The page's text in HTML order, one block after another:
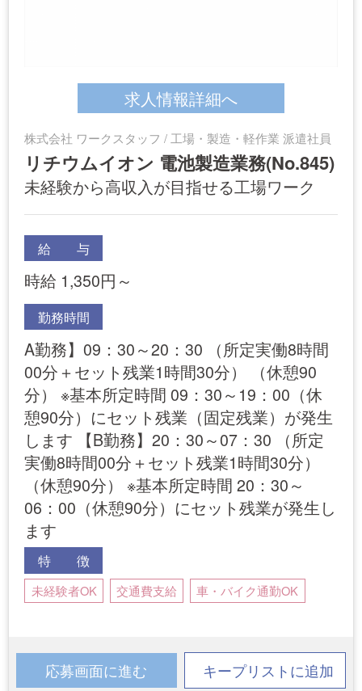
求人情報詳細へ
株式会社 ワークスタッフ / 工場・製造・軽作業 派遣社員
リチウムイオン 電池製造業務(No.845)
未経験から高収入が目指せる工場ワーク
給 与
時給 1,350円～
勤務時間
A勤務】09：30～20：30 （所定実働8時間
00分＋セット残業1時間30分） （休憩90
分） ※基本所定時間 09：30～19：00（休
憩90分）にセット残業（固定残業）が発生
します 【B勤務】20：30～07：30 （所定
実働8時間00分＋セット残業1時間30分）
（休憩90分） ※基本所定時間 20：30～
06：00（休憩90分）にセット残業が発生し
ます
特 徴
未経験者OK 交通費支給 車・バイク通勤OK
応募画面に進む キープリストに追加